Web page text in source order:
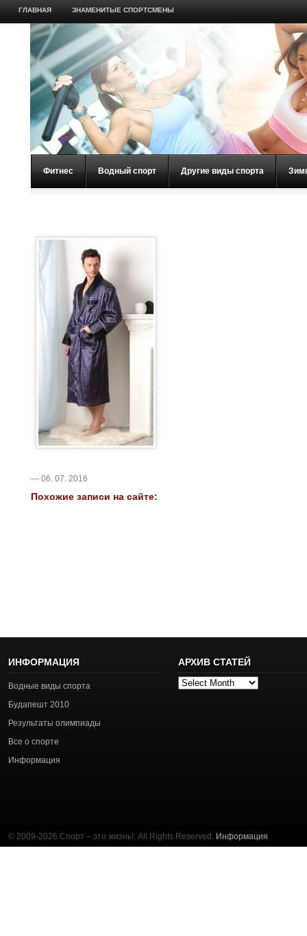
ГЛАВНАЯ ЗНАМЕНИТЫЕ СПОРТСМЕНЫ
Фитнес Водный спорт Другие виды спорта
— 06. 07. 2016
Похожие записи на сайте:
ИНФОРМАЦИЯ
Водные виды спорта
Будапешт 2010
Результаты олимпиады
Все о спорте
Информация
АРХИВ СТАТЕЙ
Архив
© 2009-2026 Спорт – это жизнь!. All Rights Reserved. Информация